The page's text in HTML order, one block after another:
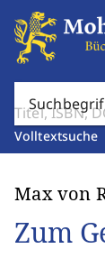
Volltextsuche
Max von
Zum